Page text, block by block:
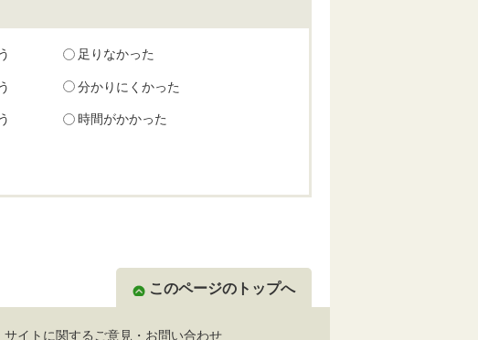
足りなかった
分かりにくかった
時間がかかった
このページのトップへ
サイトに関するご意見・お問い合わせ